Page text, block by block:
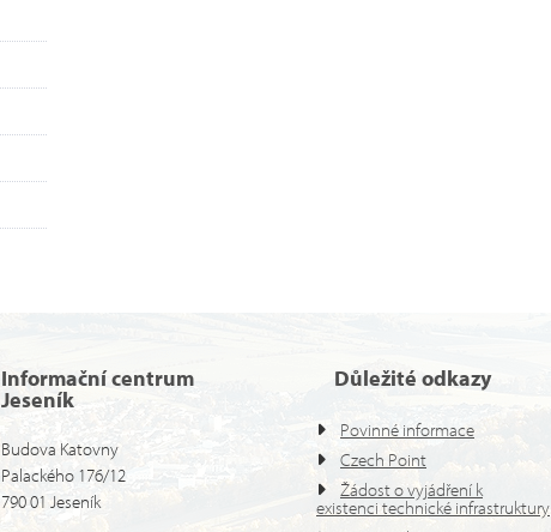
Informační centrum
Jeseník
Budova Katovny
Palackého 176/12
790 01 Jeseník
Důležité odkazy
Povinné informace
Czech Point
Žádost o vyjádření k
existenci technické infrastruktury